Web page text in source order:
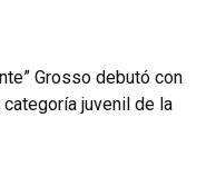
Grosso debutó con
juvenil de la